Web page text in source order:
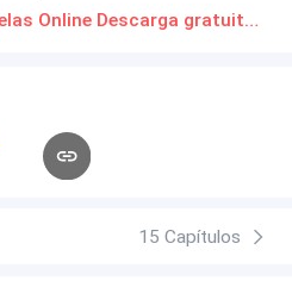
a un guardaespaldas que
a su nueva "niñera",
por lo que, su opción de
Sabe que a Franco le
ser tan estricto en el régimen
Princesa caprichosa Novelas Online Descarga gratuita de PDF
15 Capítulos